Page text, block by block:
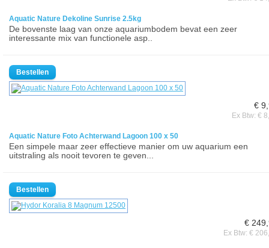
Aquatic Nature Dekoline Sunrise 2.5kg
De bovenste laag van onze aquariumbodem bevat een zeer
interessante mix van functionele asp..
€
Ex Btw: €
Aquatic Nature Foto Achterwand Lagoon 100 x 50
Een simpele maar zeer effectieve manier om uw aquarium een
uitstraling als nooit tevoren te geven...
€
Ex Btw: €